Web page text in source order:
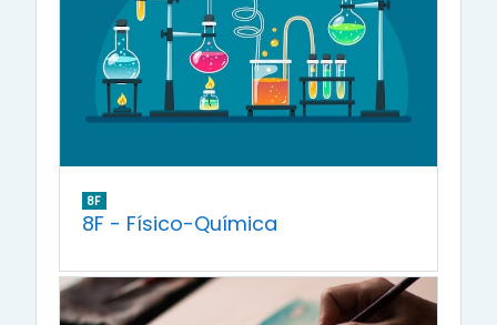
8F
8F - Físico-Química